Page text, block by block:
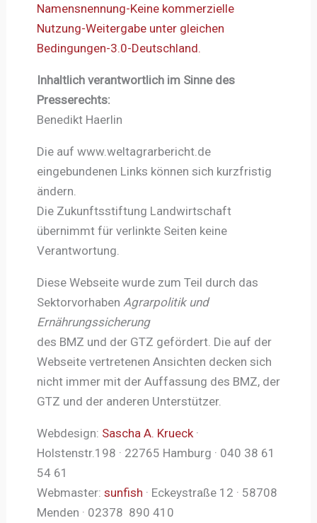
Namensnennung-Keine kommerzielle
Nutzung-Weitergabe unter gleichen
Bedingungen-3.0-Deutschland.
Inhaltlich verantwortlich im Sinne des
Presserechts:
Benedikt Haerlin
Die auf www.weltagrarbericht.de
eingebundenen Links können sich kurzfristig
ändern.
Die Zukunftsstiftung Landwirtschaft
übernimmt für verlinkte Seiten keine
Verantwortung.
Diese Webseite wurde zum Teil durch das
Sektorvorhaben Agrarpolitik und
Ernährungssicherung
des BMZ und der GTZ gefördert. Die auf der
Webseite vertretenen Ansichten decken sich
nicht immer mit der Auffassung des BMZ, der
GTZ und der anderen Unterstützer.
Webdesign: Sascha A. Krueck·
Holstenstr.198 · 22765 Hamburg · 040 38 61
54 61
Webmaster: sunfish · Eckeystraße 12 · 58708
Menden · 02378 890 410